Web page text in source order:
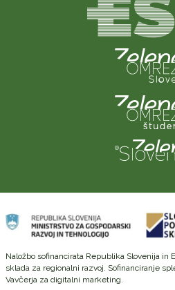
Naložbo sofinancirata Republika Slovenija in
sklada za regionalni razvoj. Sofinanciranje
Vavčerja za digitalni marketing.